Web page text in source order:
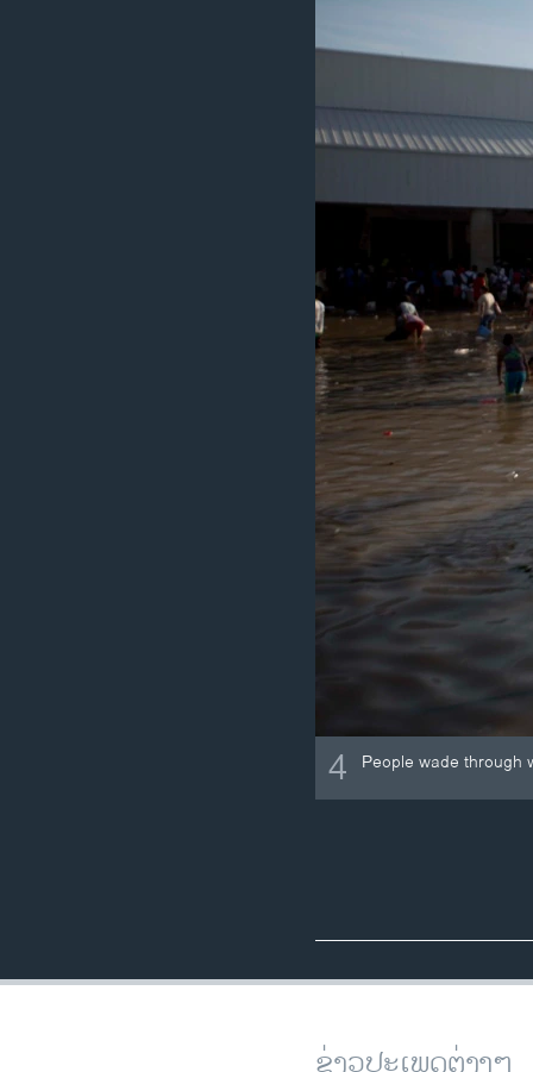
4 People wade through